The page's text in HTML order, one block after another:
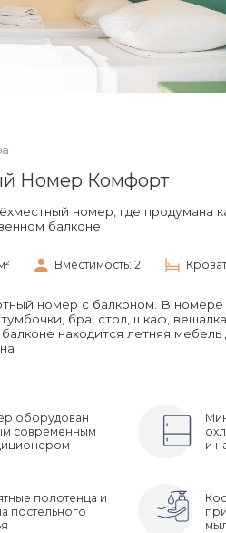
Номер Комфорт
Номер Комфорт Плюс
Номер Комфорт Плюс
Полулюкс С Балконом
Полулюкс С Балконом И
Номер Комфорт
номер, где продумана
балконе
Вместимость: 2
номер с балконом. В номере
бра, стол, шкаф,
находится летняя мебель
оборудован
современным
и
полотенца и
постельного